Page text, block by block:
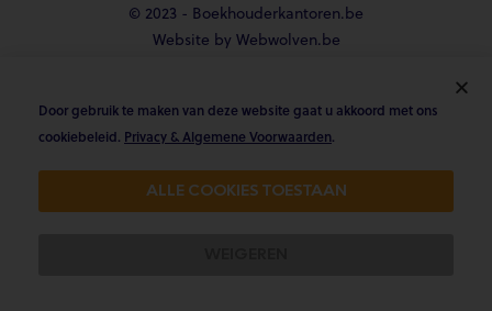
© 2023 - Boekhouderkantoren.be
Website by Webwolven.be
  
Gemiddelde klantbeoordeling
4.8/5 op Trustpilot & 4.9/5 op google
Door gebruik te maken van deze website gaat u akkoord met ons
cookiebeleid. Privacy & Algemene Voorwaarden.
ALLE COOKIES TOESTAAN